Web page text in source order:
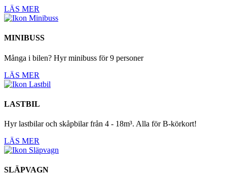
LÄS MER
MINIBUSS
Många i bilen? Hyr minibuss för 9 personer
LÄS MER
LASTBIL
Hyr lastbilar och skåpbilar från 4 - 18m³. Alla för B-körkort!
LÄS MER
SLÄPVAGN